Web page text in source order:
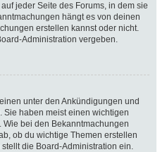
jeder Seite des Forums, in dem sie
hängt es von deinen
erstellen kannst oder nicht.
Administration vergeben.
unter den Ankündigungen und
Sie haben meist einen wichtigen
Wie bei den Bekanntmachungen
ob du wichtige Themen erstellen
die Board-Administration ein.